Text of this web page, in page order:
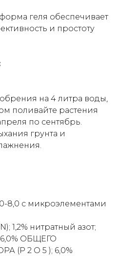
геля обеспечивает
и простоту
на 4 литра воды,
поливайте растения
по сентябрь.
грунта и
8,0 с микроэлементами
1,2% нитратный азот;
6,0% ОБЩЕГО
(P 2 O 5 ); 6,0%